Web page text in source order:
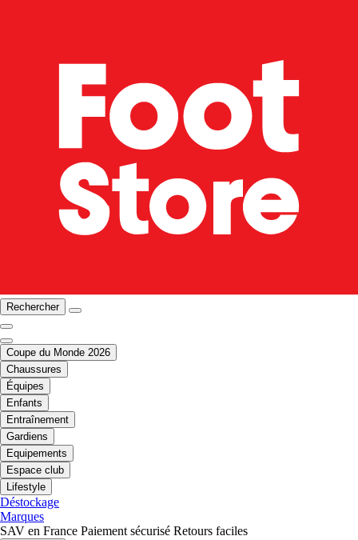
Rechercher
Coupe du Monde 2026
Chaussures
Équipes
Enfants
Entraînement
Gardiens
Equipements
Espace club
Lifestyle
Déstockage
Marques
SAV en France Paiement sécurisé Retours faciles